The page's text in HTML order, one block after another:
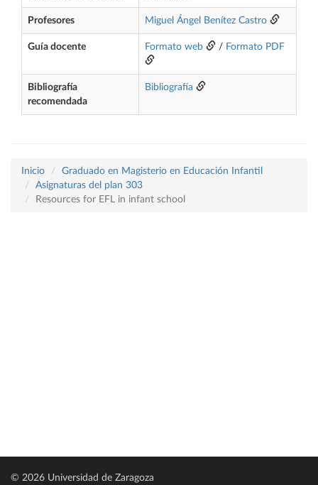
Profesores Miguel Ángel Benítez Castro
Guía docente Formato web / Formato PDF
Bibliografía
recomendada
Bibliografía
Inicio
Graduado en Magisterio en Educación Infantil
Asignaturas del plan 303
Resources for EFL in infant school
© 2026 Universidad de Zaragoza